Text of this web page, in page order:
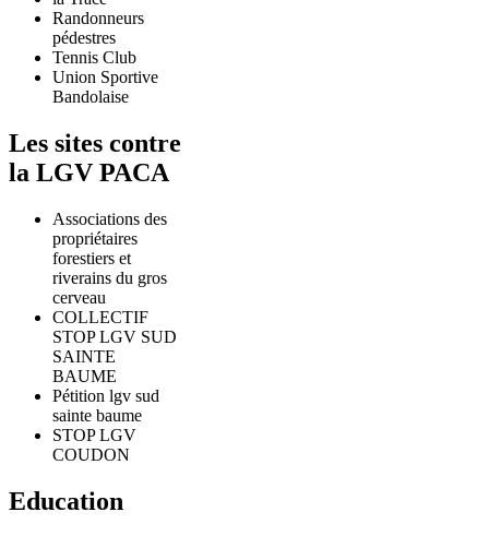
Randonneurs
pédestres
Tennis Club
Union Sportive
Bandolaise
Les sites contre
la LGV PACA
Associations des
propriétaires
forestiers et
riverains du gros
cerveau
COLLECTIF
STOP LGV SUD
SAINTE
BAUME
Pétition lgv sud
sainte baume
STOP LGV
COUDON
Education